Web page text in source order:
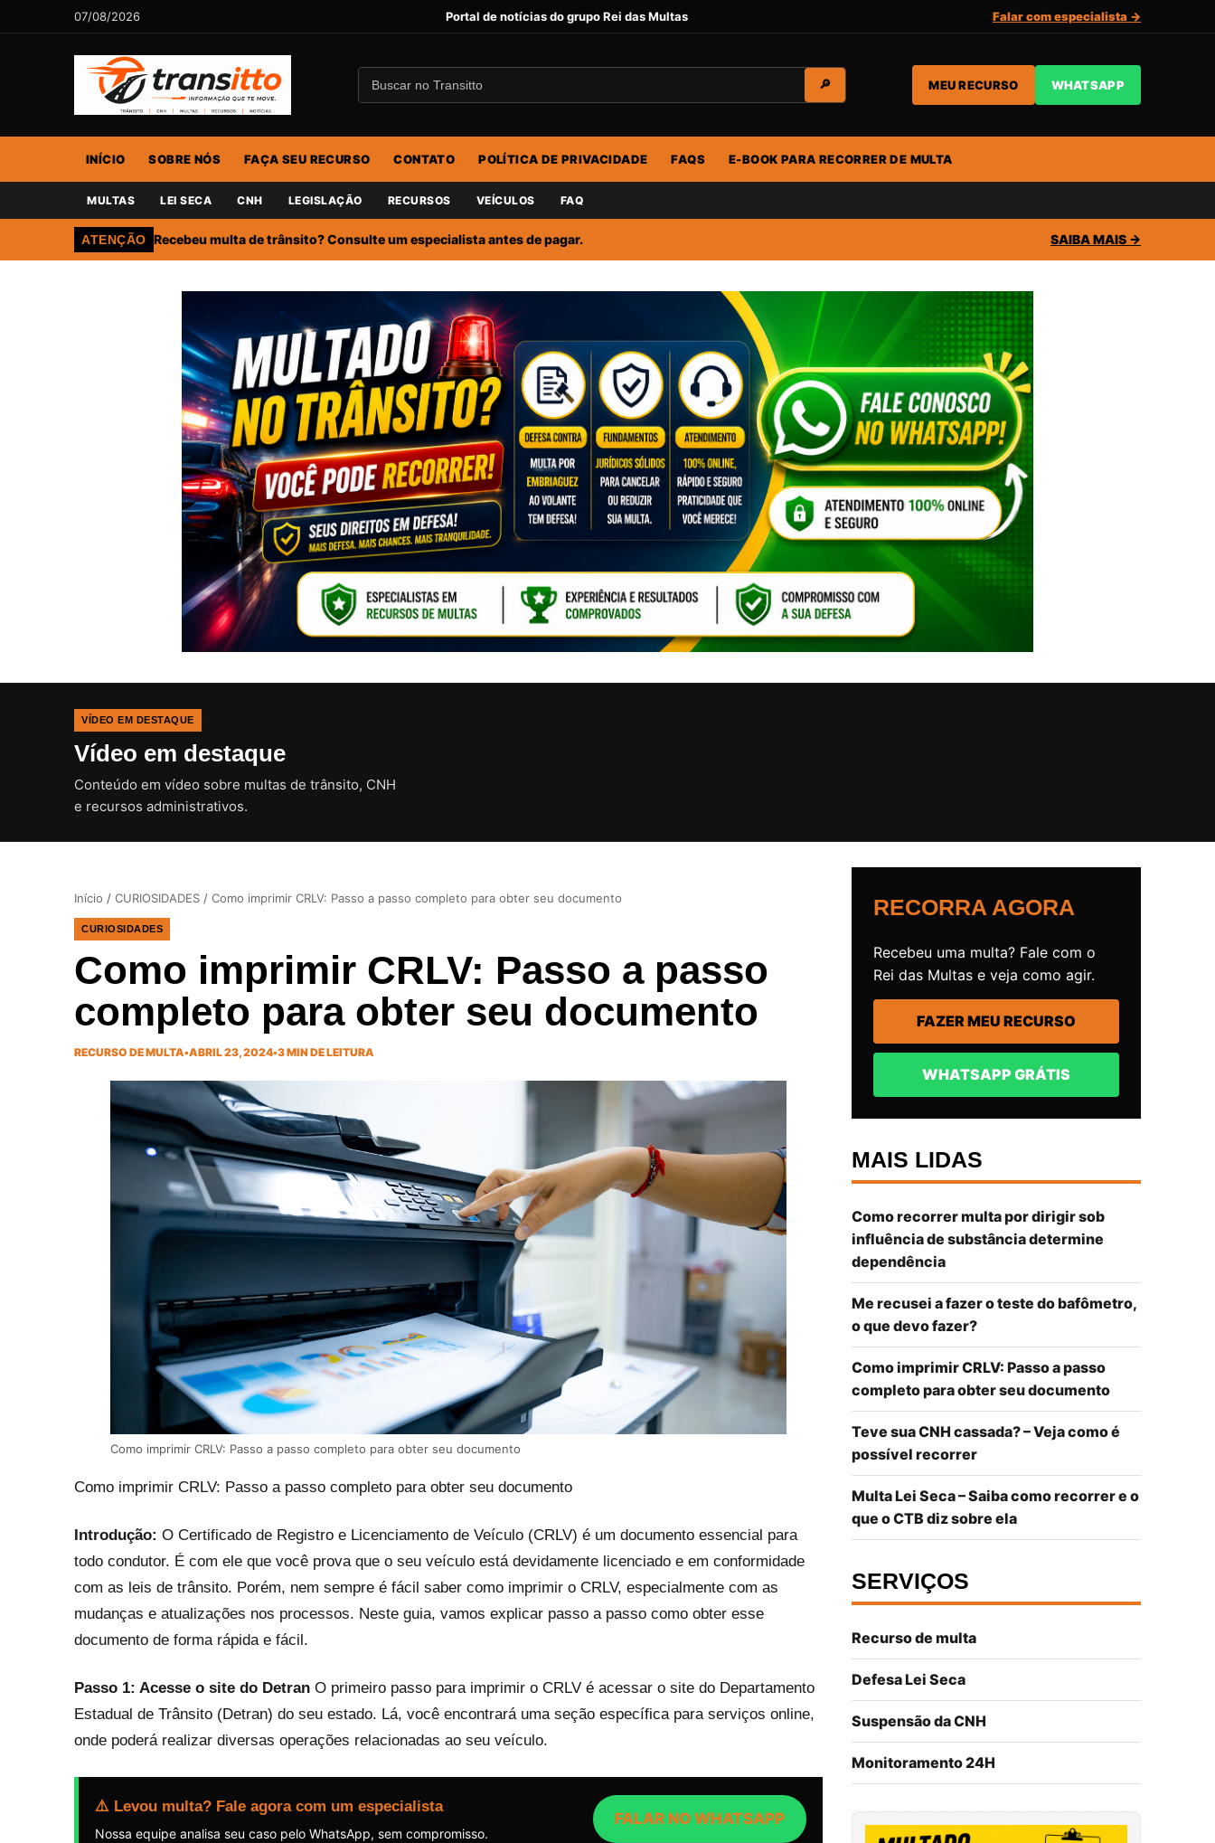
07/08/2026 Portal de notícias do grupo Rei das Multas Falar com especialista →
🔎 MEU RECURSO WHATSAPP
INÍCIO SOBRE NÓS FAÇA SEU RECURSO CONTATO POLÍTICA DE PRIVACIDADE FAQS E-BOOK PARA RECORRER DE MULTA
MULTAS LEI SECA CNH LEGISLAÇÃO RECURSOS VEÍCULOS FAQ
ATENÇÃO Recebeu multa de trânsito? Consulte um especialista antes de pagar. SAIBA MAIS →
VÍDEO EM DESTAQUE
Vídeo em destaque
Conteúdo em vídeo sobre multas de trânsito, CNH
e recursos administrativos.
Início / CURIOSIDADES / Como imprimir CRLV: Passo a passo completo para obter seu documento
CURIOSIDADES
Como imprimir CRLV: Passo a passo
completo para obter seu documento
RECURSO DE MULTA•ABRIL 23, 2024•3 MIN DE LEITURA
Como imprimir CRLV: Passo a passo completo para obter seu documento
Como imprimir CRLV: Passo a passo completo para obter seu documento
Introdução: O Certificado de Registro e Licenciamento de Veículo (CRLV) é um documento essencial para
todo condutor. É com ele que você prova que o seu veículo está devidamente licenciado e em conformidade
com as leis de trânsito. Porém, nem sempre é fácil saber como imprimir o CRLV, especialmente com as
mudanças e atualizações nos processos. Neste guia, vamos explicar passo a passo como obter esse
documento de forma rápida e fácil.
Passo 1: Acesse o site do Detran O primeiro passo para imprimir o CRLV é acessar o site do Departamento
Estadual de Trânsito (Detran) do seu estado. Lá, você encontrará uma seção específica para serviços online,
onde poderá realizar diversas operações relacionadas ao seu veículo.
⚠️ Levou multa? Fale agora com um especialista
Nossa equipe analisa seu caso pelo WhatsApp, sem compromisso.
FALAR NO WHATSAPP
RECORRA AGORA
Recebeu uma multa? Fale com o
Rei das Multas e veja como agir.
FAZER MEU RECURSO
WHATSAPP GRÁTIS
MAIS LIDAS
Como recorrer multa por dirigir sob
influência de substância determine
dependência
Me recusei a fazer o teste do bafômetro,
o que devo fazer?
Como imprimir CRLV: Passo a passo
completo para obter seu documento
Teve sua CNH cassada? – Veja como é
possível recorrer
Multa Lei Seca – Saiba como recorrer e o
que o CTB diz sobre ela
SERVIÇOS
Recurso de multa
Defesa Lei Seca
Suspensão da CNH
Monitoramento 24H